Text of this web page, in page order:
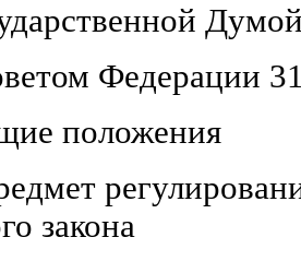
Федерации
положения
закона